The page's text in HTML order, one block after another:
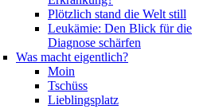
Plötzlich stand die Welt still
Leukämie: Den Blick für die
Diagnose schärfen
Was macht eigentlich?
Moin
Tschüss
Lieblingsplatz